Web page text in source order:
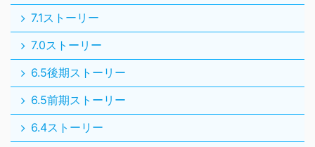
7.1ストーリー
7.0ストーリー
6.5後期ストーリー
6.5前期ストーリー
6.4ストーリー